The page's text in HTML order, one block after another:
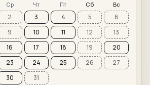
Ср Чт Пт Сб Вс
2 3 4 5
6
9 10 11 12
13
16 17 18 19
20
23 24 25 26
27
30 31